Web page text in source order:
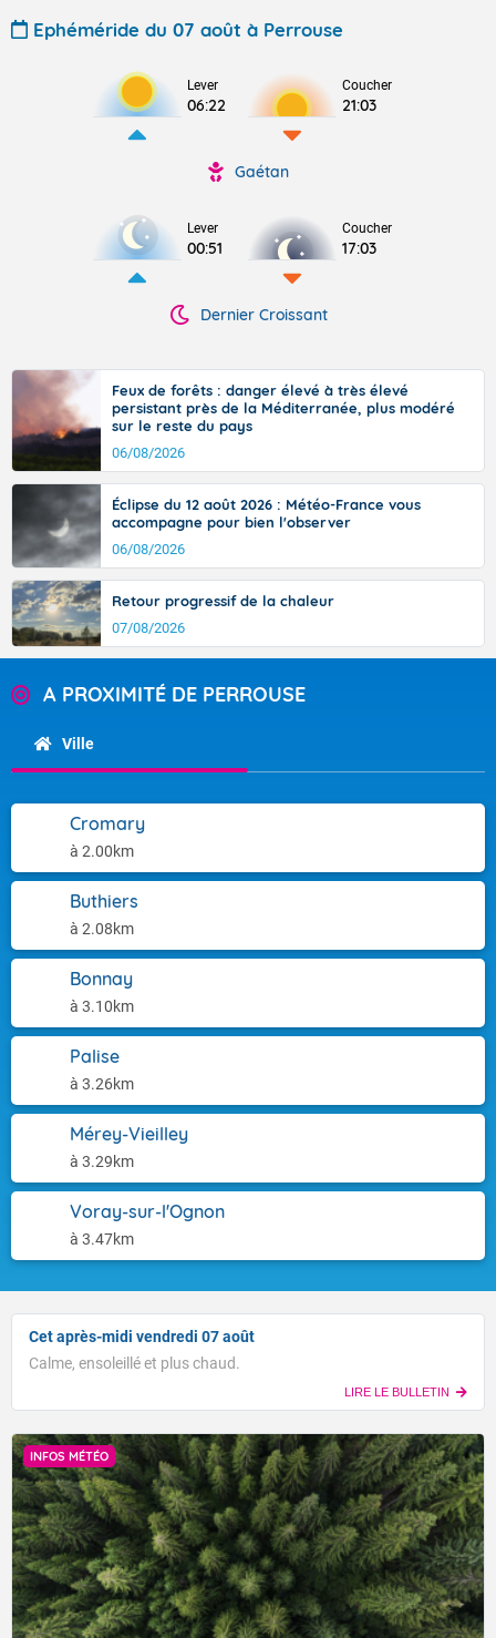
Ephéméride du 07 août à Perrouse
Lever
06:22
Coucher
21:03
Gaétan
Lever
00:51
Coucher
17:03
Dernier Croissant
Feux de forêts : danger élevé à très élevé
persistant près de la Méditerranée, plus modéré
sur le reste du pays
06/08/2026
Éclipse du 12 août 2026 : Météo-France vous
accompagne pour bien l'observer
06/08/2026
Retour progressif de la chaleur
07/08/2026
A PROXIMITÉ DE PERROUSE
Ville
Cromary
à 2.00km
Buthiers
à 2.08km
Bonnay
à 3.10km
Palise
à 3.26km
Mérey-Vieilley
à 3.29km
Voray-sur-l'Ognon
à 3.47km
Cet après-midi vendredi 07 août
Calme, ensoleillé et plus chaud.
LIRE LE BULLETIN
INFOS MÉTÉO